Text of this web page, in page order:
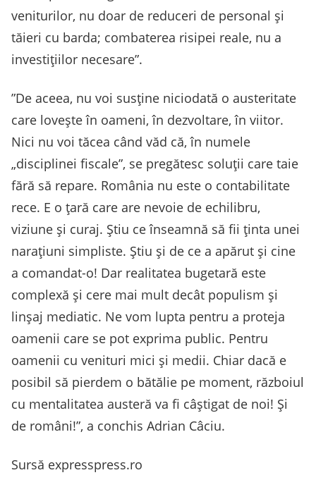
veniturilor, nu doar de reduceri de personal şi
tăieri cu barda; combaterea risipei reale, nu a
investiţiilor necesare”.
”De aceea, nu voi susţine niciodată o austeritate
care loveşte în oameni, în dezvoltare, în viitor.
Nici nu voi tăcea când văd că, în numele
„disciplinei fiscale”, se pregătesc soluţii care taie
fără să repare. România nu este o contabilitate
rece. E o ţară care are nevoie de echilibru,
viziune şi curaj. Ştiu ce înseamnă să fii ţinta unei
naraţiuni simpliste. Ştiu şi de ce a apărut şi cine
a comandat-o! Dar realitatea bugetară este
complexă şi cere mai mult decât populism şi
linşaj mediatic. Ne vom lupta pentru a proteja
oamenii care se pot exprima public. Pentru
oamenii cu venituri mici şi medii. Chiar dacă e
posibil să pierdem o bătălie pe moment, războiul
cu mentalitatea austeră va fi câştigat de noi! Şi
de români!”, a conchis Adrian Câciu.
Sursă expresspress.ro